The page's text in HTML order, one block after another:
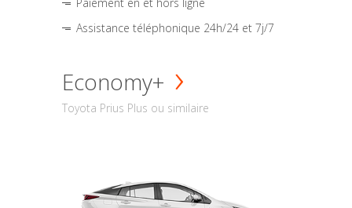
Assistance téléphonique 24h/24 et 7j/7
Economy+
Toyota Prius Plus ou similaire